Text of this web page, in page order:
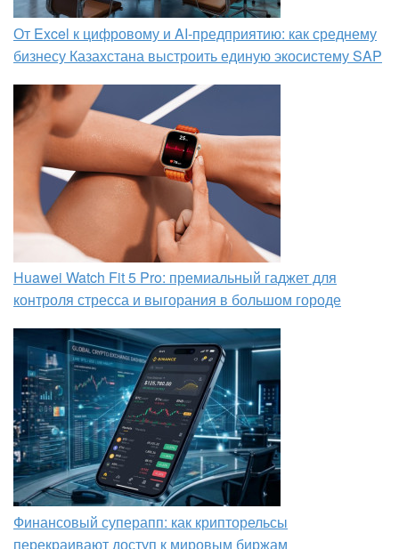
От Excel к цифровому и AI‑предприятию: как среднему
бизнесу Казахстана выстроить единую экосистему SAP
Huawei Watch Fit 5 Pro: премиальный гаджет для
контроля стресса и выгорания в большом городе
Финансовый суперапп: как крипторельсы
перекраивают доступ к мировым биржам